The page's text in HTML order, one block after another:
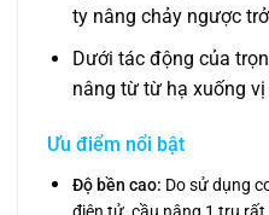
ty nâng chảy ngược
Dưới tác động của
nâng từ từ hạ xuống
Ưu điểm nổi bật
Độ bền cao: Do sử dụng